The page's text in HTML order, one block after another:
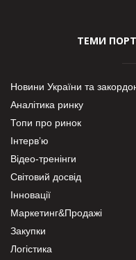
ТЕМИ
Новини України та
Аналітика ринку
Топи про ринок
Інтерв’ю
Відео-тренінги
Світовий досвід
Інновації
Маркетинг&Продажі
Закупки
Логістика